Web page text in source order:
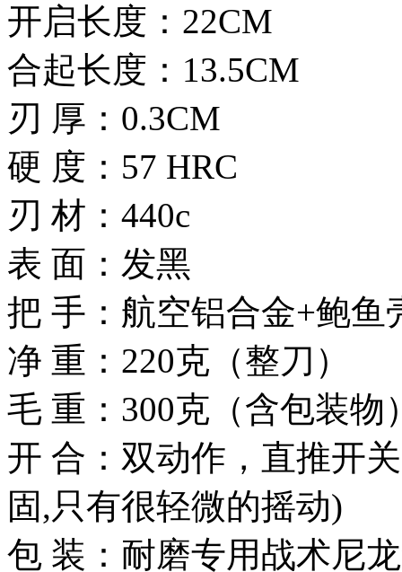
开启长度：22CM
合起长度：13.5CM
刃 厚：0.3CM
硬 度：57 HRC
刃 材：440c
表 面：发黑
把 手：航空铝合金+鲍鱼
净 重：220克（整刀）
毛 重：300克（含包装物
开 合：双动作，直推开
固,只有很轻微的摇动)
包 装：耐磨专用战术尼